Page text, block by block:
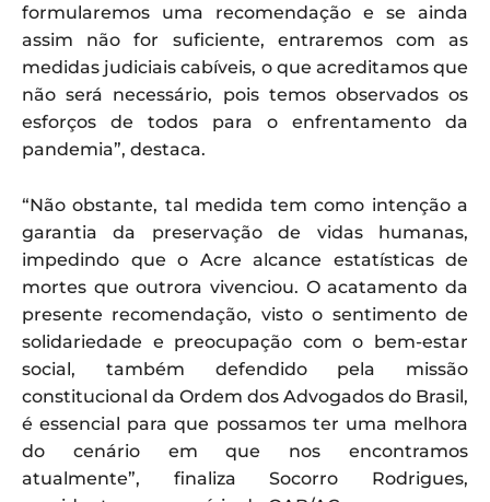
formularemos uma recomendação e se ainda
assim não for suficiente, entraremos com as
medidas judiciais cabíveis, o que acreditamos que
não será necessário, pois temos observados os
esforços de todos para o enfrentamento da
pandemia”, destaca.
“Não obstante, tal medida tem como intenção a
garantia da preservação de vidas humanas,
impedindo que o Acre alcance estatísticas de
mortes que outrora vivenciou. O acatamento da
presente recomendação, visto o sentimento de
solidariedade e preocupação com o bem-estar
social, também defendido pela missão
constitucional da Ordem dos Advogados do Brasil,
é essencial para que possamos ter uma melhora
do cenário em que nos encontramos
atualmente”, finaliza Socorro Rodrigues,